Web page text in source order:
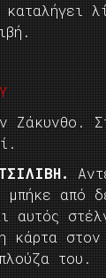
Ζάκυνθο.
μπήκε από
αυτός
κάρτα στον
του.